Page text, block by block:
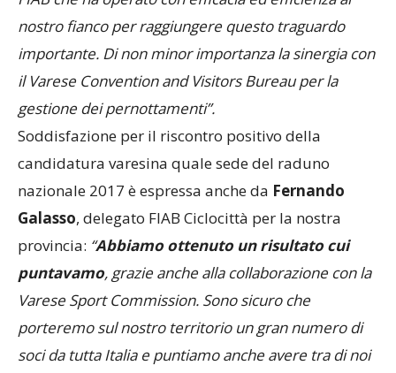
nostro fianco per raggiungere questo traguardo
importante. Di non minor importanza la sinergia con
il Varese Convention and Visitors Bureau per la
gestione dei pernottamenti”.
Soddisfazione per il riscontro positivo della
candidatura varesina quale sede del raduno
nazionale 2017 è espressa anche da Fernando
Galasso, delegato FIAB Ciclocittà per la nostra
provincia: “Abbiamo ottenuto un risultato cui
puntavamo, grazie anche alla collaborazione con la
Varese Sport Commission. Sono sicuro che
porteremo sul nostro territorio un gran numero di
soci da tutta Italia e puntiamo anche avere tra di noi